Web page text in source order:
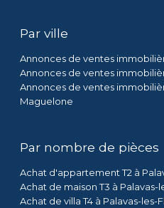
Par ville
Annonces de ventes
Annonces de ventes
Annonces de ventes
Maguelone
Par nombre de pièces
Achat d'appartement T2 à
Achat de maison T3 à Palavas-
Achat de villa T4 à Palavas-les-